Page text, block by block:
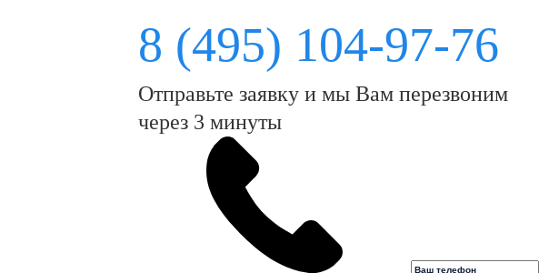
8 (495) 104-97-76
Отправьте заявку и мы Вам перезвоним
через 3 минуты